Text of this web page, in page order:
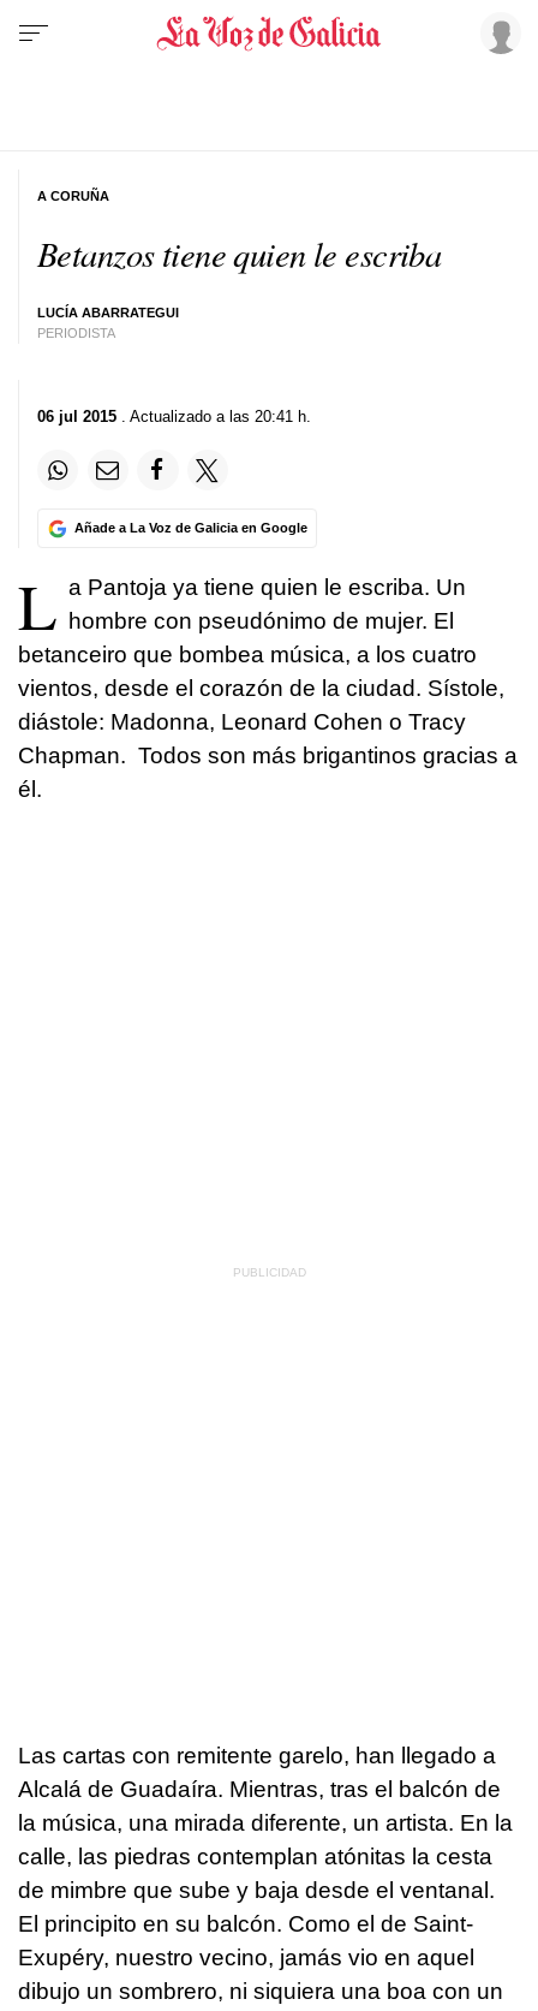
Betanzos tiene quien le escriba
LUCÍA ABARRATEGUI
PERIODISTA
A CORUÑA
06 jul 2015 . Actualizado a las 20:41 h.
Añade a La Voz de Galicia en Google
L a Pantoja ya tiene quien le escriba. Un
hombre con pseudónimo de mujer. El
betanceiro que bombea música, a los cuatro
vientos, desde el corazón de la ciudad. Sístole,
diástole: Madonna, Leonard Cohen o Tracy
Chapman. Todos son más brigantinos gracias a
él.
Las cartas con remitente garelo, han llegado a
Alcalá de Guadaíra. Mientras, tras el balcón de
la música, una mirada diferente, un artista. En la
calle, las piedras contemplan atónitas la cesta
de mimbre que sube y baja desde el ventanal.
El principito en su balcón. Como el de Saint-
Exupéry, nuestro vecino, jamás vio en aquel
dibujo un sombrero, ni siquiera una boa con un